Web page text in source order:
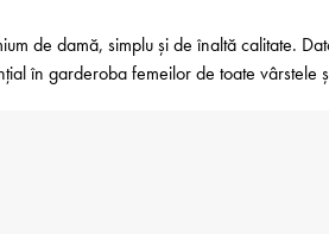
de damă, simplu și de înaltă calitate.
în garderoba femeilor de toate vârstele